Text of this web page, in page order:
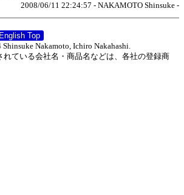
2008/06/11 22:24:57 - NAKAMOTO Shinsuke -
English Top
Nakamoto, Ichiro Nakahashi.
れている会社名・商品名などは、各社の登録商